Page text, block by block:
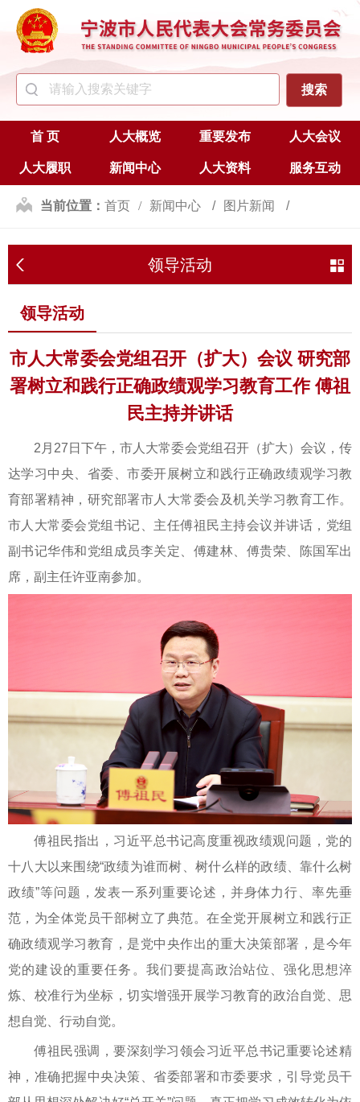
首 页 人大概览 重要发布 人大会议
人大履职 新闻中心 人大资料 服务互动
当前位置： 首页 新闻中心 图片新闻
领导活动
领导活动
领导活动
市人大常委会党组召开（扩大）会议 研究部
署树立和践行正确政绩观学习教育工作 傅祖
民主持并讲话
2月27日下午，市人大常委会党组召开（扩大）会议，传
达学习中央、省委、市委开展树立和践行正确政绩观学习教
育部署精神，研究部署市人大常委会及机关学习教育工作。
市人大常委会党组书记、主任傅祖民主持会议并讲话，党组
副书记华伟和党组成员李关定、傅建林、傅贵荣、陈国军出
席，副主任许亚南参加。
傅祖民指出，习近平总书记高度重视政绩观问题，党的
十八大以来围绕“政绩为谁而树、树什么样的政绩、靠什么树
政绩”等问题，发表一系列重要论述，并身体力行、率先垂
范，为全体党员干部树立了典范。在全党开展树立和践行正
确政绩观学习教育，是党中央作出的重大决策部署，是今年
党的建设的重要任务。我们要提高政治站位、强化思想淬
炼、校准行为坐标，切实增强开展学习教育的政治自觉、思
想自觉、行动自觉。
傅祖民强调，要深刻学习领会习近平总书记重要论述精
神，准确把握中央决策、省委部署和市委要求，引导党员干